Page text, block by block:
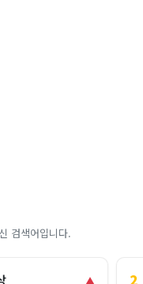
검색어입니다.
▲ 2